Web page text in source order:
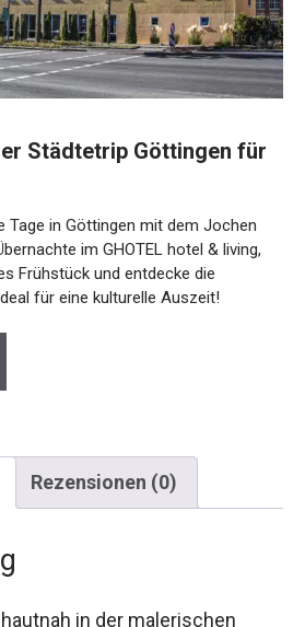
Städtetrip Göttingen für
Tage in Göttingen mit dem Jochen
im GHOTEL hotel & living,
Frühstück und entdecke die
für eine kulturelle Auszeit!
Rezensionen (0)
in der malerischen